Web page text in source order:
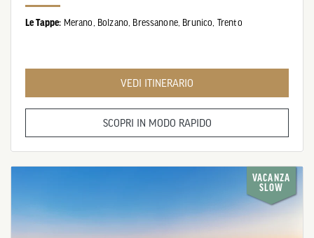
Le Tappe: Merano, Bolzano, Bressanone, Brunico, Trento
VEDI ITINERARIO
SCOPRI IN MODO RAPIDO
VACANZA
SLOW